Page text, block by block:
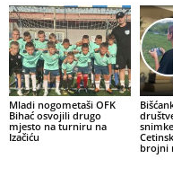
Mladi nogometaši OFK
Bihać osvojili drugo
mjesto na turniru na
Izačiću
brojni